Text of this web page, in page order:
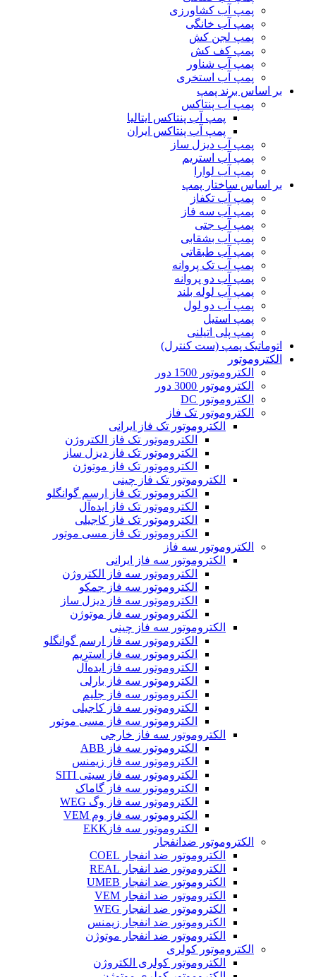
پمپ آب کشاورزی
پمپ آب خانگی
پمپ لجن کش
پمپ کف کش
پمپ آب شناور
پمپ آب استخری
بر اساس برند پمپ
پمپ آب پنتاکس
پمپ آب پنتاکس ایتالیا
پمپ آب پنتاکس ایران
پمپ آب دیزل ساز
پمپ آب استریم
پمپ آب لوارا
بر اساس ساختار پمپ
پمپ آب تکفاز
پمپ آب سه فاز
پمپ آب جتی
پمپ آب بشقابی
پمپ آب طبقاتی
پمپ آب تک پروانه
پمپ آب دو پروانه
پمپ آب لوله بلند
پمپ آب دو لول
پمپ استیل
پمپ پلی اتیلنی
اتوماتیک پمپ (ست کنترل)
الکتروموتور
الکتروموتور 1500 دور
الکتروموتور 3000 دور
الکتروموتور DC
الکتروموتور تک فاز
الکتروموتور تک فاز ایرانی
الکتروموتور تک فاز الکتروژن
الکتروموتور تک فاز دیزل ساز
الکتروموتور تک فاز موتوژن
الکتروموتور تک فاز چینی
الکتروموتور تک فاز ارسم گوانگلو
الکتروموتور تک فاز ایده‌آل
الکتروموتور تک فاز کاجیلی
الکتروموتور تک فاز مسی موتور
الکتروموتور سه فاز
الکتروموتور سه فاز ایرانی
الکتروموتور سه فاز الکتروژن
الکتروموتور سه فاز جمکو
الکتروموتور سه فاز دیزل ساز
الکتروموتور سه فاز موتوژن
الکتروموتور سه فاز چینی
الکتروموتور سه فاز ارسم گوانگلو
الکتروموتور سه فاز استریم
الکتروموتور سه فاز ایده‌آل
الکتروموتور سه فاز بارلی
الکتروموتور سه فاز جلیم
الکتروموتور سه فاز کاجیلی
الکتروموتور سه فاز مسی موتور
الکتروموتور سه فاز خارجی
الکتروموتور سه فاز ABB
الکتروموتور سه فاز زیمنس
الکتروموتور سه فاز سیتی SITI
الکتروموتور سه فاز گاماک
الکتروموتور سه فاز وگ WEG
الکتروموتور سه فاز وم VEM
الکتروموتور سه فازEKK
الکتروموتور ضدانفجار
الکتروموتور ضد انفجار COEL
الکتروموتور ضد انفجار REAL
الکتروموتور ضد انفجار UMEB
الکتروموتور ضد انفجار VEM
الکتروموتور ضد انفجار WEG
الکتروموتور ضد انفجار زیمنس
الکتروموتور ضد انفجار موتوژن
الکتروموتور کولری
الکتروموتور کولری الکتروژن